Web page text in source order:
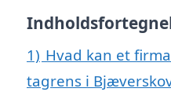
1) Hvad kan et
tagrens i